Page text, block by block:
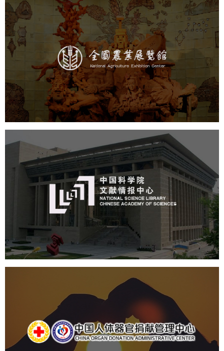
农业展览馆
文化艺术 展馆网站建设
博物馆展厅设计
数字博物馆建设
展厅空间设计
企业展厅设计
公司展厅设计
北京展厅设计 产品展厅设计
中国科学院文献情报中心
网站建设
数字博物馆建设
展厅空间设计
产品展厅设计
中国人体器官捐献管理中心